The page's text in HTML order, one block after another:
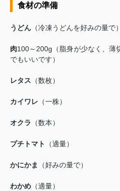
食材の準備
うどん （冷凍うどんを好みの量で）
肉100～200g（脂身が少なく、薄
でもいいです）
レタス （数枚）
カイワレ （一株）
オクラ （数本）
プチトマト （適量）
かにかま （好みの量で）
わかめ （適量）